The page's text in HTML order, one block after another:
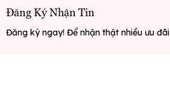
Đăng Ký Nhận Tin
Đăng ký ngay! Để nhận thật nhiều ưu đãi